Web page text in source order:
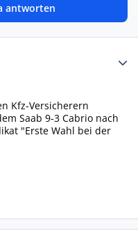
antworten
Kfz-Versicherern
Saab 9-3 Cabrio nach
"Erste Wahl bei der